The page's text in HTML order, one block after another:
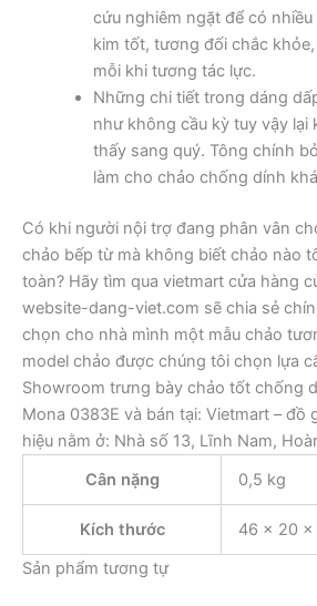
cứu nghiêm ngặt để có
kim tốt, tương đối chắc
mỗi khi tương tác lực.
Những chi tiết trong dáng
như không cầu kỳ tuy vậy lại
thấy sang quý. Tông chính
làm cho chảo chống dính
Có khi người nội trợ đang phân vân
chảo bếp từ mà không biết chảo nào
toàn? Hãy tìm qua vietmart cửa hàng
website-dang-viet.com sẽ chia sẻ
chọn cho nhà mình một mẫu chảo
model chảo được chúng tôi chọn lựa
Showroom trưng bày chảo tốt chống
Mona 0383E và bán tại: Vietmart – đồ
hiệu nằm ở: Nhà số 13, Lĩnh Nam,
Cân nặng
0,5 kg
Kích thước
46 × 20 ×
Sản phẩm tương tự